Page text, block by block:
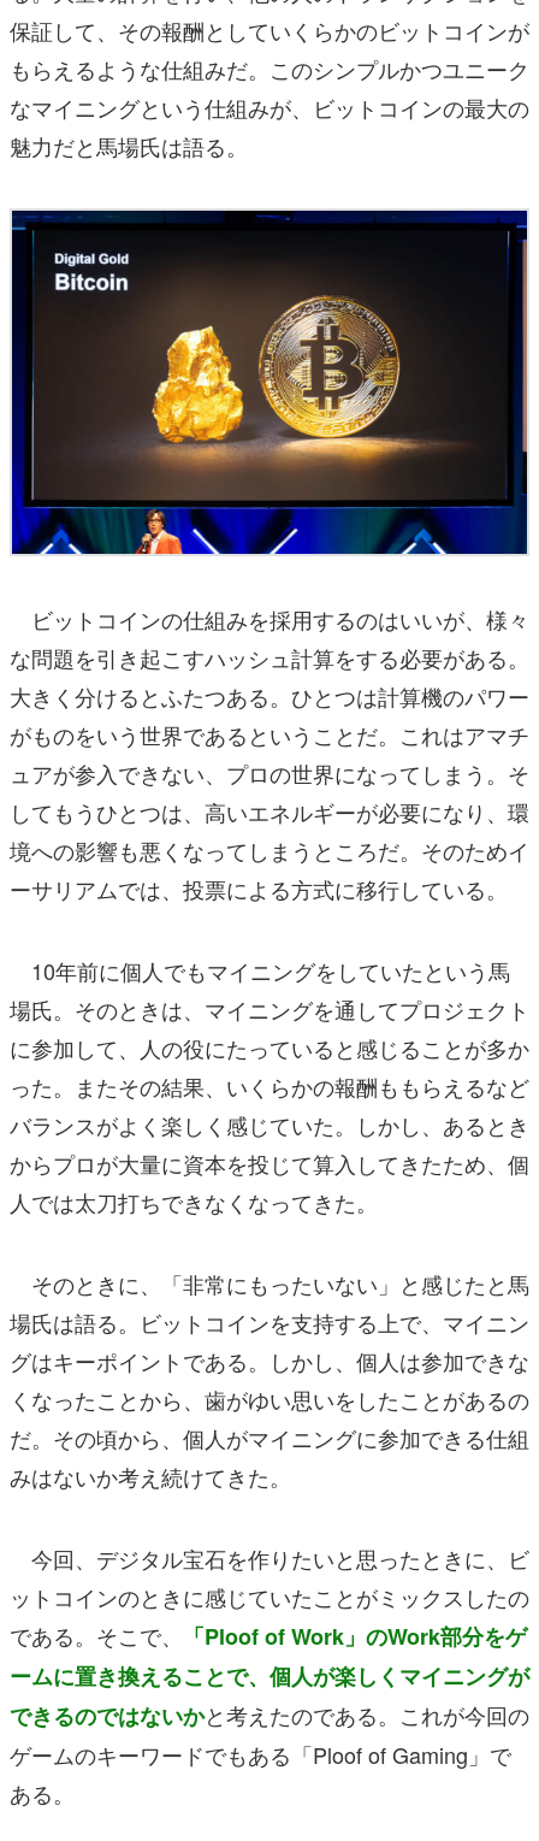
保証して、その報酬としていくらかのビットコインが
もらえるような仕組みだ。このシンプルかつユニーク
なマイニングという仕組みが、ビットコインの最大の
魅力だと馬場氏は語る。
ビットコインの仕組みを採用するのはいいが、様々
な問題を引き起こすハッシュ計算をする必要がある。
大きく分けるとふたつある。ひとつは計算機のパワー
がものをいう世界であるということだ。これはアマチ
ュアが参入できない、プロの世界になってしまう。そ
してもうひとつは、高いエネルギーが必要になり、環
境への影響も悪くなってしまうところだ。そのためイ
ーサリアムでは、投票による方式に移行している。
10年前に個人でもマイニングをしていたという馬
場氏。そのときは、マイニングを通してプロジェクト
に参加して、人の役にたっていると感じることが多か
った。またその結果、いくらかの報酬ももらえるなど
バランスがよく楽しく感じていた。しかし、あるとき
からプロが大量に資本を投じて算入してきたため、個
人では太刀打ちできなくなってきた。
そのときに、「非常にもったいない」と感じたと馬
場氏は語る。ビットコインを支持する上で、マイニン
グはキーポイントである。しかし、個人は参加できな
くなったことから、歯がゆい思いをしたことがあるの
だ。その頃から、個人がマイニングに参加できる仕組
みはないか考え続けてきた。
今回、デジタル宝石を作りたいと思ったときに、ビ
ットコインのときに感じていたことがミックスしたの
である。そこで、
「Ploof of Work」のWork部分をゲ
ームに置き換えることで、個人が楽しくマイニングが
できるのではないかと考えたのである。これが今回の
ゲームのキーワードでもある「Ploof of Gaming」で
ある。